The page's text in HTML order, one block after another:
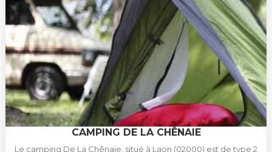
CAMPING DE LA CHÊNAIE
Le camping De La Chênaie, situé à Laon (02000) est de type 2